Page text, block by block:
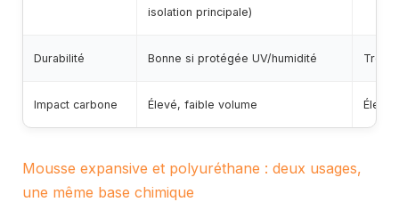
isolation principale)
Durabilité Bonne si protégée UV/humidité Très
Impact carbone Élevé, faible volume
Mousse expansive et polyuréthane : deux usages,
une même base chimique